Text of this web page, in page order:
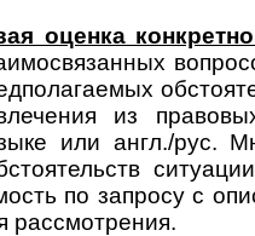
оценка
из
или англ./рус.
по запросу с
рассмотрения.